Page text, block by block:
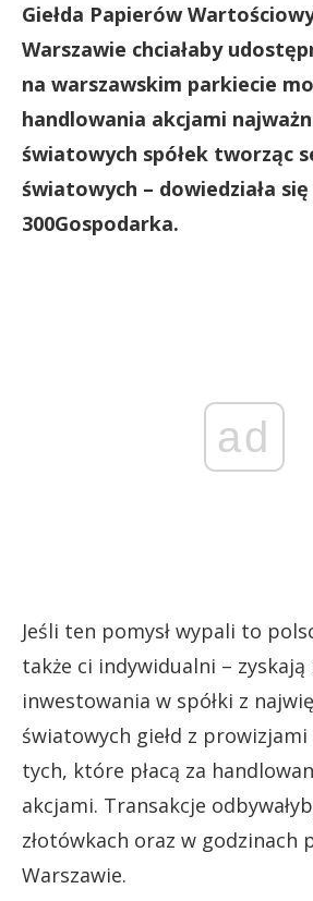
Giełda Papierów
Warszawie chciałaby
na warszawskim parkiecie
handlowania akcjami
światowych spółek tworząc
światowych – dowiedziała się
300Gospodarka.
ad
Jeśli ten pomysł wypali to
także ci indywidualni – zyskają
inwestowania w spółki z
światowych giełd z
tych, które płacą za
akcjami. Transakcje
złotówkach oraz w godzinach
Warszawie.